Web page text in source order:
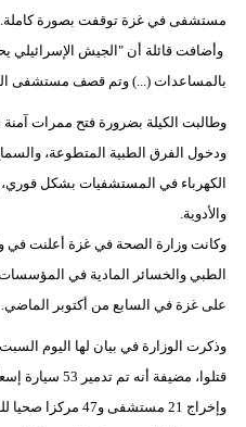
مستشفى في غزة توقفت بصورة كاملة.
وأضافت قائلة أن "الجيش
بالمساعدات (...) وتم قصف مستشفى
وطالبت الكيلة بضرورة فتح ممرات
ودخول الفرق الطبية المتطوعة،
الكهرباء في المستشفيات بشكل فوري،
والأدوية.
وكانت وزارة الصحة في غزة أعلنت في
الطبي والخسائر المادية في
على غزة في السابع من أكتوبر الماضي.
وإخراج 21 مستشفى و47 مركزا صحيا للرعاية الأولية عن الخدمة.